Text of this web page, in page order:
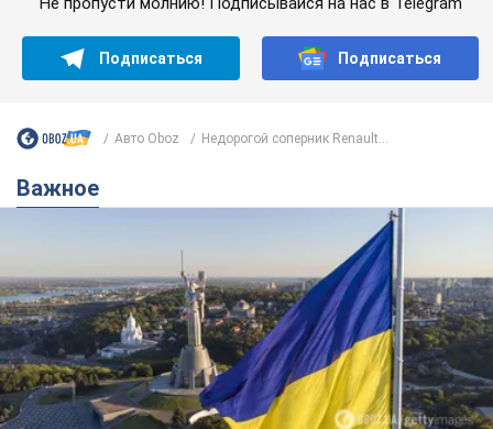
Подписаться Подписаться
Авто Oboz Недорогой соперник Renault...
Важное